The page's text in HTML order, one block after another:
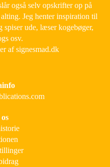
også selv opskrifter op på
Jeg henter inspiration til
spiser ude, læser kogebøger,
osv.
af signesmad.dk